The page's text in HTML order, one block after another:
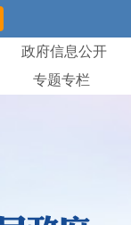
政府信息公开
专题专栏